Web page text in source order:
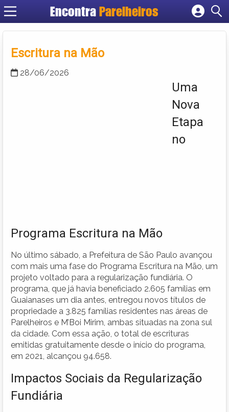
Encontra Parelheiros
Cadastrar empresa
Criar conta
Escritura na Mão
28/06/2026
Uma
Nova
Etapa
no
Programa Escritura na Mão
No último sábado, a Prefeitura de São Paulo avançou
com mais uma fase do Programa Escritura na Mão, um
projeto voltado para a regularização fundiária. O
programa, que já havia beneficiado 2.605 famílias em
Guaianases um dia antes, entregou novos títulos de
propriedade a 3.825 famílias residentes nas áreas de
Parelheiros e M’Boi Mirim, ambas situadas na zona sul
da cidade. Com essa ação, o total de escrituras
emitidas gratuitamente desde o início do programa,
em 2021, alcançou 94.658.
Impactos Sociais da Regularização
Fundiária